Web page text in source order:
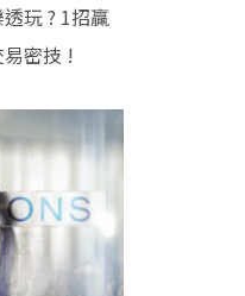
玩 ? 1招贏
密技 !